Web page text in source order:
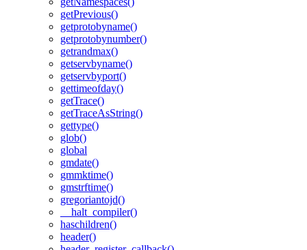
getPrevious()
getprotobyname()
getprotobynumber()
getrandmax()
getservbyname()
getservbyport()
gettimeofday()
getTrace()
getTraceAsString()
gettype()
glob()
global
gmdate()
gmmktime()
gmstrftime()
gregoriantojd()
__halt_compiler()
haschildren()
header()